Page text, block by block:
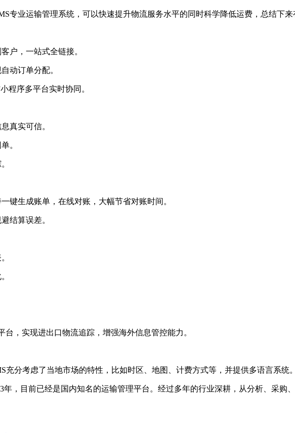
专业运输管理系统，可以快速提升物流服务水平的同时科学降低运费，总结下来
户，一站式全链接。
动订单分配。
程序多平台实时协同。
真实可信。
。
键生成账单，在线对账，大幅节省对账时间。
结算误差。
，实现进出口物流追踪，增强海外信息管控能力。
分考虑了当地市场的特性，比如时区、地图、计费方式等，并提供多语言系统。
年，目前已经是国内知名的运输管理平台。经过多年的行业深耕，从分析、采购